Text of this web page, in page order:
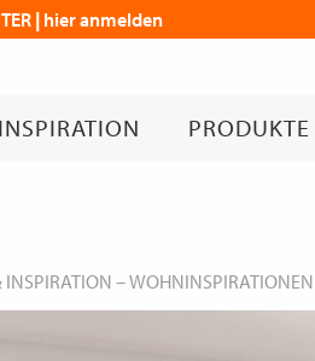
PRODUKTE
| hier anmelden
INSPIRATION –WOHNINSPIRATIONEN